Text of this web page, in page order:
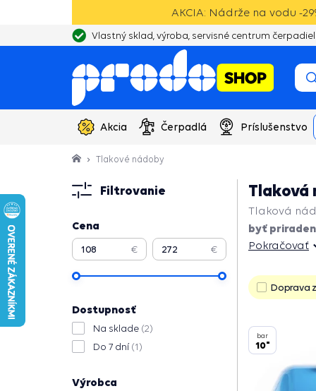
AKCIA: Nádrže na vodu -
Vlastný sklad, výroba, servisné centrum čerpadiel
Akcia Čerpadlá Príslušenstvo
Tlakové nádoby
Filtrovanie
Cena
€ €
Dostupnosť
Na sklade (2)
Do 7 dní (1)
Výrobca
Tlaková
Tlaková
byť
Pokračovať
Pokračovať
Doprava
bar
10"